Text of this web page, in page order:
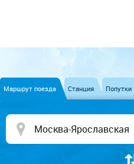
Маршрут поезда Станция Попутки